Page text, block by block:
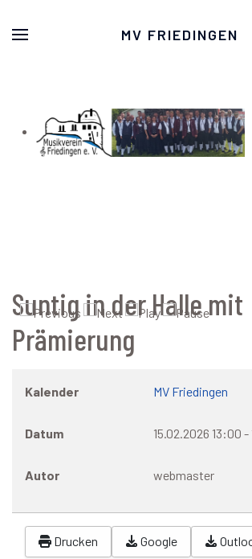
MV FRIEDINGEN
Suntig in der Halle mit
Prämierung
Kalender MV Friedingen
Datum 15.02.2026 13:00 -
Autor webmaster
Drucken Google